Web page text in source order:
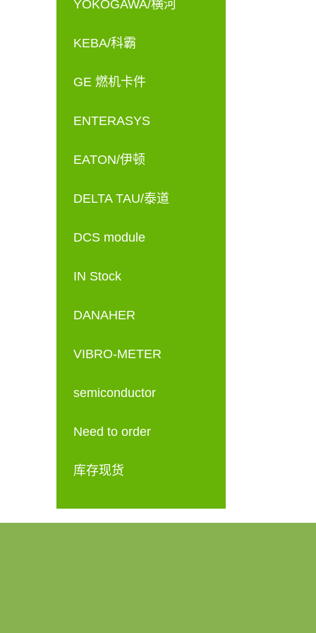
YOKOGAWA/横河
KEBA/科霸
GE 燃机卡件
ENTERASYS
EATON/伊顿
DELTA TAU/泰道
DCS module
IN Stock
DANAHER
VIBRO-METER
semiconductor
Need to order
库存现货